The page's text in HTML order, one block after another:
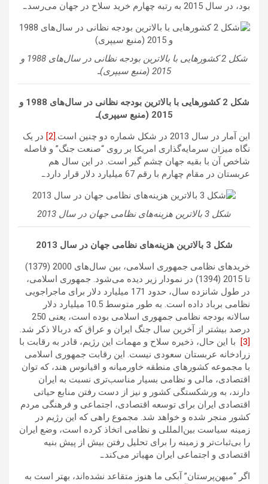
بود، در سال 2015 به رتبه چهارم خرید سلاح در جهان می‌رسد.ـ
شکل 2 کشورهایی با بالاترین بودجه نظانی در سال‌های 1988 و
2015 (منبع سیپری)ـ
شکل 2 کشورهایی با بالاترین بودجه نظانی در سال‌های 1988 و
2015 (منبع سیپری)ـ
این آمار در سال 2013 در شکل شماره دو چنین است.
[2]
در یک
نگاه میزان سرمایه‌گذاری امریکا بر روی “صنعت جنگ” و فاصله
شاخص آن با بقیه جهان چشم گیر است. در این سال هم
عربستان در مقام چهارم با رقم 67 میلیارد دلار قرار دارد.ـ
شکل 3 بالاترین هزینه‌های نظامی جهان در سال 2013
شکل 3 بالاترین هزینه‌های نظامی جهان در سال 2013
خریدهای نظامی جمهوری اسلامی، بین سال‌های 2000 (1379)
تا 2015 (1394) در نمودار زیر دیده می‌شود. جمهوری اسلامی،
در طول شانزده سال، حدود 171 میلیارد دلار برای ماجراجویی
نظامی برباد داده است. به طور متوسط 10.5 میلیارد دلار
سالانه بودجه نظامی جمهوری اسلامی بوده است، یعنی 250
درصد بیشتر از آخرین سال جنگ ایران و عراق که دربالا ذکر شد.
[3]
با این حال، ذخیره سلاح و مهمات این رژیم، قادر به رقابت با
زرادخانه عربستان سعودی نیست. این رقابت جمهوری اسلامی
با مجموعه کشورهای منطقه خاورمیانه و اقیانوس هند، که توان
اقتصادی، مالی و نظامی بسیار مناسب‌تری نسبت به ایران
دارند، به ورشکستگی کشور و نیز از دست رفتن منابع حیاتی
اقتصادی ایران برای توسعه اقتصادی، اجتماعی و فرهنگی مردم
کشور منجر شده و خواهد شد. مجموع راهی که این رژیم در
زمینه سیاست بین‌المللی و نظامی اتخاذ کرده است، وضع ایران
را بی‌ثبات‌تر و زمینه را برای تحلیل رفتن بیش از پیش بنیه
اقتصادی و اجتماعی ایران مهیاتر می‌کند.ـ
اگر “میهن‌پرستان” آبکی ما هنوز متقاعد نشده‌اند، بهتر است به